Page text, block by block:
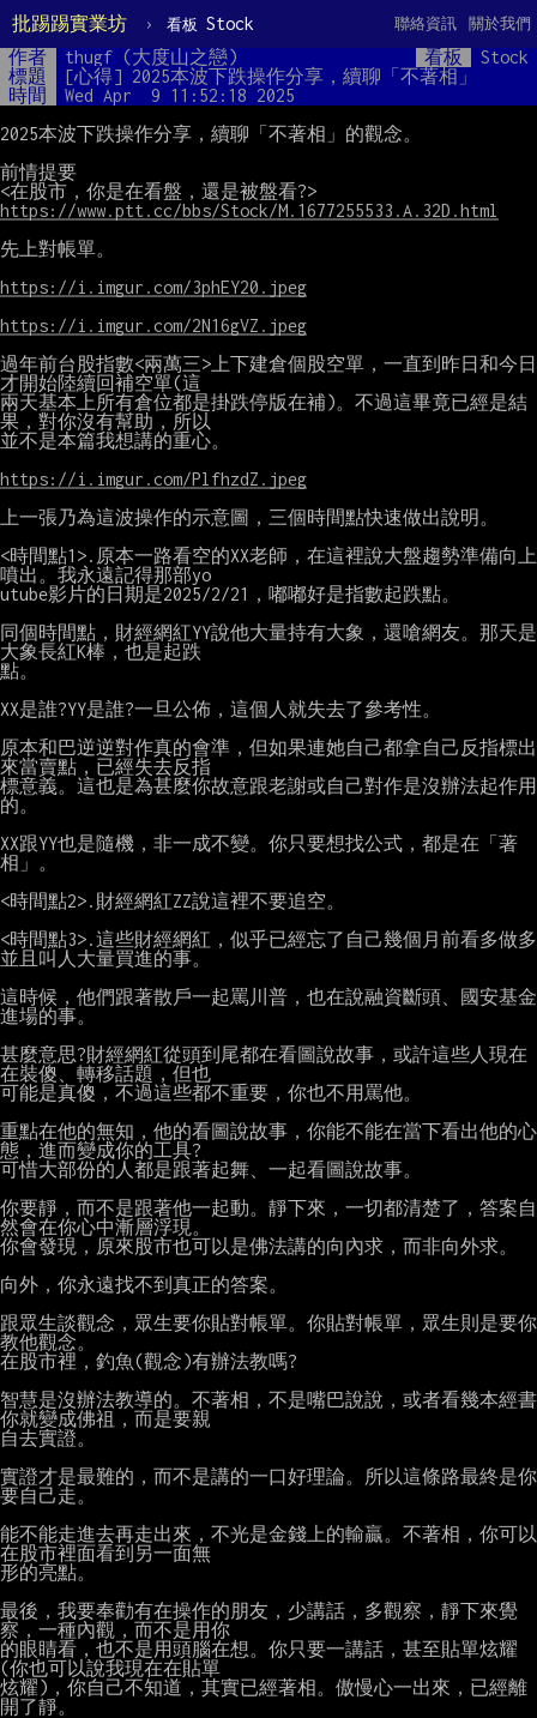
批踢踢實業坊 › 看板 Stock 關於我們
聯絡資訊
作者 thugf (大度山之戀) 看板
Stock
標題
[心得] 2025本波下跌操作分享，續聊「不著相」
時間
Wed Apr  9 11:52:18 2025
2025本波下跌操作分享，續聊「不著相」的觀念。
前情提要
https://www.ptt.cc/bbs/Stock/M.1677255533.A.32D.html
先上對帳單。
https://i.imgur.com/3phEY20.jpeg
https://i.imgur.com/2N16gVZ.jpeg
過年前台股指數<兩萬三>上下建倉個股空單，一直到昨日和今日
才開始陸續回補空單(這
兩天基本上所有倉位都是掛跌停版在補)。不過這畢竟已經是結
果，對你沒有幫助，所以
並不是本篇我想講的重心。
https://i.imgur.com/PlfhzdZ.jpeg
上一張乃為這波操作的示意圖，三個時間點快速做出說明。
<時間點1>.原本一路看空的XX老師，在這裡說大盤趨勢準備向上
噴出。我永遠記得那部yo
utube影片的日期是2025/2/21，嘟嘟好是指數起跌點。
同個時間點，財經網紅YY說他大量持有大象，還嗆網友。那天是
大象長紅K棒，也是起跌
點。
XX是誰?YY是誰?一旦公佈，這個人就失去了參考性。
原本和巴逆逆對作真的會準，但如果連她自己都拿自己反指標出
來當賣點，已經失去反指
標意義。這也是為甚麼你故意跟老謝或自己對作是沒辦法起作用
的。
XX跟YY也是隨機，非一成不變。你只要想找公式，都是在「著
相」。
<時間點2>.財經網紅ZZ說這裡不要追空。
<時間點3>.這些財經網紅，似乎已經忘了自己幾個月前看多做多
並且叫人大量買進的事。
這時候，他們跟著散戶一起罵川普，也在說融資斷頭、國安基金
進場的事。
甚麼意思?財經網紅從頭到尾都在看圖說故事，或許這些人現在
在裝傻、轉移話題，但也
可能是真傻，不過這些都不重要，你也不用罵他。
重點在他的無知，他的看圖說故事，你能不能在當下看出他的心
態，進而變成你的工具?
可惜大部份的人都是跟著起舞、一起看圖說故事。
你要靜，而不是跟著他一起動。靜下來，一切都清楚了，答案自
然會在你心中漸層浮現。
你會發現，原來股市也可以是佛法講的向內求，而非向外求。
向外，你永遠找不到真正的答案。
跟眾生談觀念，眾生要你貼對帳單。你貼對帳單，眾生則是要你
教他觀念。
在股市裡，釣魚(觀念)有辦法教嗎?
智慧是沒辦法教導的。不著相，不是嘴巴說說，或者看幾本經書
你就變成佛祖，而是要親
自去實證。
實證才是最難的，而不是講的一口好理論。所以這條路最終是你
要自己走。
能不能走進去再走出來，不光是金錢上的輸贏。不著相，你可以
在股市裡面看到另一面無
形的亮點。
最後，我要奉勸有在操作的朋友，少講話，多觀察，靜下來覺
察，一種內觀，而不是用你
的眼睛看，也不是用頭腦在想。你只要一講話，甚至貼單炫耀
(你也可以說我現在在貼單
炫耀)，你自己不知道，其實已經著相。傲慢心一出來，已經離
開了靜。